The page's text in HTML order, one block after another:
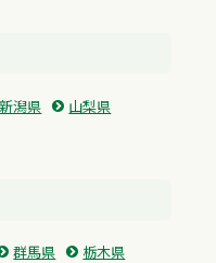
新潟県
山梨県
群馬県
栃木県